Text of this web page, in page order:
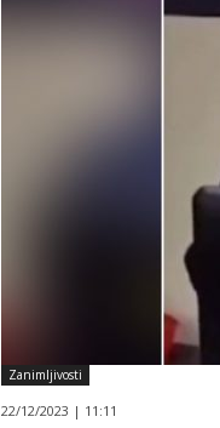
Zanimljivosti
22/12/2023 | 11:11